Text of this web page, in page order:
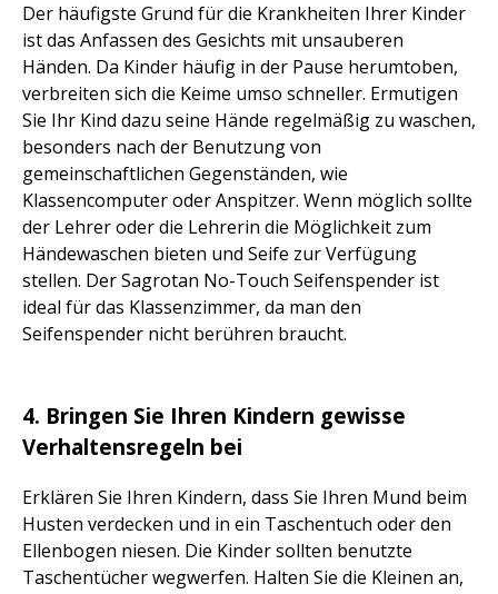
Der häufigste Grund für die Krankheiten Ihrer Kinder
ist das Anfassen des Gesichts mit unsauberen
Händen. Da Kinder häufig in der Pause herumtoben,
verbreiten sich die Keime umso schneller. Ermutigen
Sie Ihr Kind dazu seine Hände regelmäßig zu waschen,
besonders nach der Benutzung von
gemeinschaftlichen Gegenständen, wie
Klassencomputer oder Anspitzer. Wenn möglich sollte
der Lehrer oder die Lehrerin die Möglichkeit zum
Händewaschen bieten und Seife zur Verfügung
stellen. Der Sagrotan No-Touch Seifenspender ist
ideal für das Klassenzimmer, da man den
Seifenspender nicht berühren braucht.
4. Bringen Sie Ihren Kindern gewisse
Verhaltensregeln bei
Erklären Sie Ihren Kindern, dass Sie Ihren Mund beim
Husten verdecken und in ein Taschentuch oder den
Ellenbogen niesen. Die Kinder sollten benutzte
Taschentücher wegwerfen. Halten Sie die Kleinen an,